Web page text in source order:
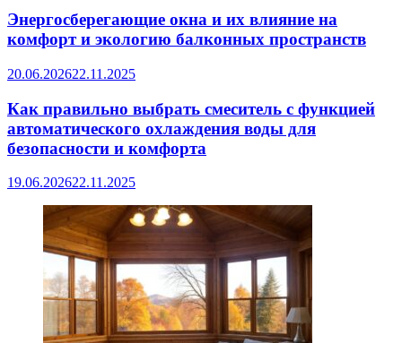
Энергосберегающие окна и их влияние на
комфорт и экологию балконных пространств
20.06.202622.11.2025
Как правильно выбрать смеситель с функцией
автоматического охлаждения воды для
безопасности и комфорта
19.06.202622.11.2025